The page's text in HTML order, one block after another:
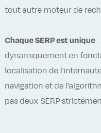
tout autre moteur de
Chaque SERP est unique
dynamiquement en
localisation de
navigation et de
pas deux SERP